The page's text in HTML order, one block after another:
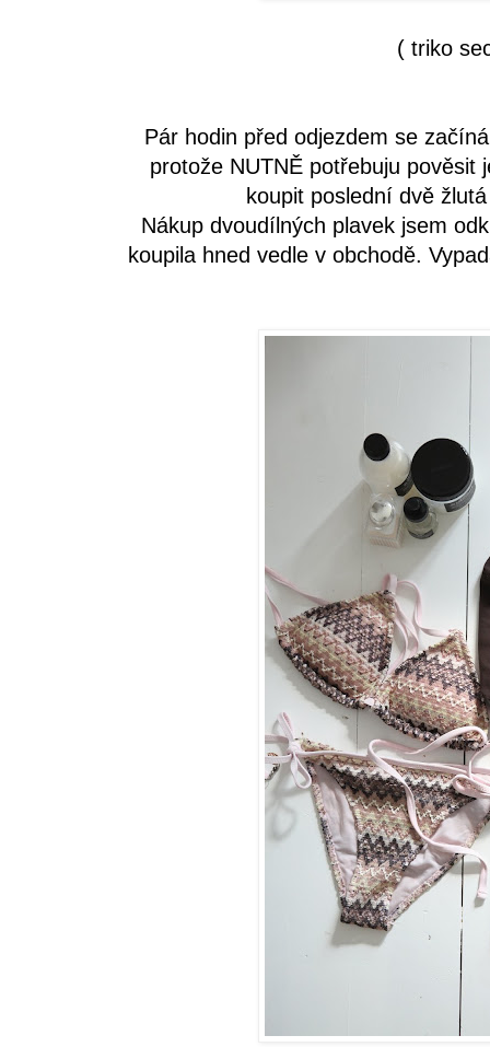
( triko
Pár hodin před odjezdem se
protože NUTNĚ potřebuju pověsit
koupit poslední dvě
Nákup dvoudílných plavek jsem
koupila hned vedle v obchodě.